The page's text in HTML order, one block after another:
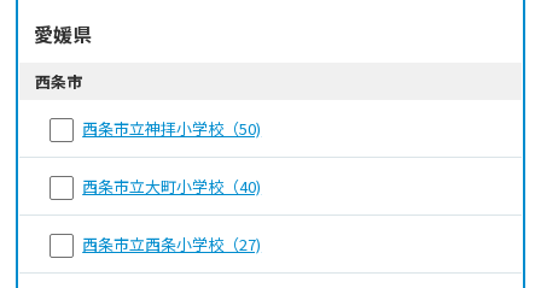
愛媛県
西条市
西条市立神拝小学校（50)
西条市立大町小学校（40)
西条市立西条小学校（27)